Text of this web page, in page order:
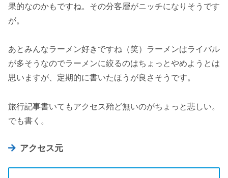
果的なのかもですね。その分客層がニッチになりそうです
が。
あとみんなラーメン好きですね（笑）ラーメンはライバル
が多そうなのでラーメンに絞るのはちょっとやめようとは
思いますが、定期的に書いたほうが良さそうです。
旅行記事書いてもアクセス殆ど無いのがちょっと悲しい。
でも書く。
アクセス元